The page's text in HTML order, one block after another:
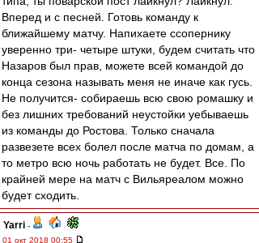
Вперед и с песней. Готовь команду к
ближайшему матчу. Напихаете ссопернику
уверенно три- четыре штуки, будем считать что
Назаров был прав, можете всей командой до
конца сезона называть меня не иначе как гусь.
Не получится- собираешь всю свою ромашку и
без лишних требований неустойки уебываешь
из команды до Ростова. Только сначала
развезете всех болел после матча по домам, а
то метро всю ночь работать не будет. Все. По
крайней мере на матч с Вильяреалом можно
будет сходить.
Yarri -
01 окт 2018 00:55